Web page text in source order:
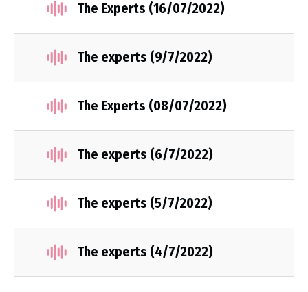
The Experts (16/07/2022)
The experts (9/7/2022)
The Experts (08/07/2022)
The experts (6/7/2022)
The experts (5/7/2022)
The experts (4/7/2022)